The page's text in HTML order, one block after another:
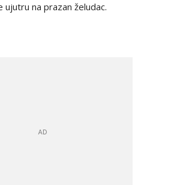
na prazan želudac.